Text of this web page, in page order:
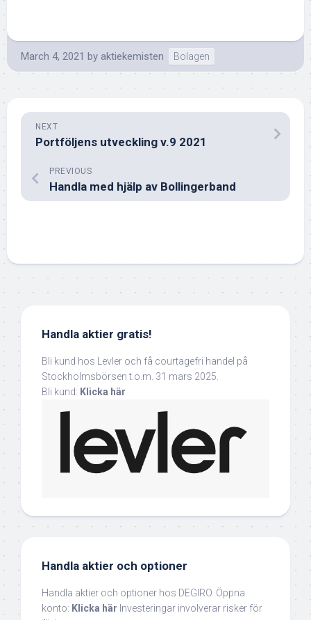
March 4, 2021 by aktiekemisten Bolagen
NEXT
Portföljens utveckling v.9 2021
PREVIOUS
Handla med hjälp av Bollingerband
Handla aktier gratis!
Bli kund hos Levler och få courtagefri handel på
Stockholmsbörsen t.o.m. 31 mars 2025.
Bli kund: Klicka här
Handla aktier och optioner
Handla aktier och optioner hos DEGIRO. Öppna
konto: Klicka här Investeringar involverar risker för